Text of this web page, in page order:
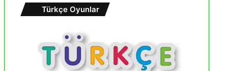
Türkçe Oyunlar